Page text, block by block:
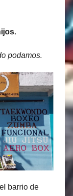
podamos.
barrio de